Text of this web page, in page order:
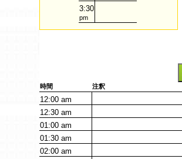
3:30
pm
時間 注釈
12:00am
12:30am
01:00am
01:30am
02:00am